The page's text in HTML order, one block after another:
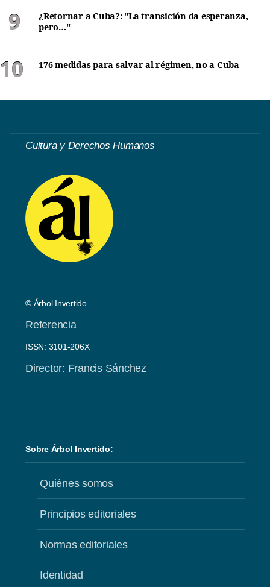
¿Retornar a Cuba?: "La transición da esperanza,
pero…"
176 medidas para salvar al régimen, no a Cuba
Cultura y Derechos Humanos
© Árbol Invertido
Referencia
ISSN: 3101-206X
Director: Francis Sánchez
Sobre Árbol Invertido:
Quiénes somos
Principios editoriales
Normas editoriales
Identidad